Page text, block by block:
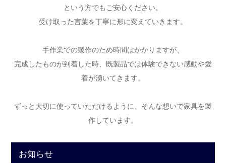
という方でもご安心ください。
受け取った言葉を丁寧に形に変えていきます。
手作業での製作のため時間はかかりますが、
完成したものが到着した時、既製品では体験できない感動や愛
着が湧いてきます。
ずっと大切に使っていただけるように、そんな想いで家具を製
作しています。
お知らせ